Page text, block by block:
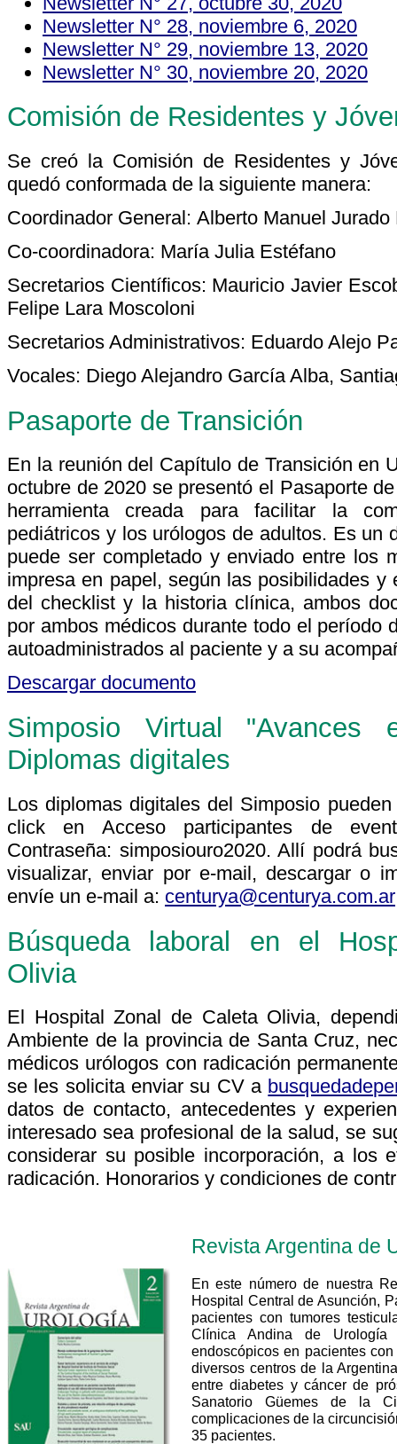
Newsletter N° 28, noviembre 6, 2020
Newsletter N° 29, noviembre 13, 2020
Newsletter N° 30, noviembre 20, 2020
Comisión de Residentes y
Se creó la Comisión de Residentes y
quedó conformada de la siguiente manera:
Coordinador General: Alberto Manuel Jurado
Co-coordinadora: María Julia Estéfano
Secretarios Científicos: Mauricio Javier
Felipe Lara Moscoloni
Secretarios Administrativos: Eduardo Alejo
Vocales: Diego Alejandro García Alba,
Pasaporte de Transición
En la reunión del Capítulo de Transición en
octubre de 2020 se presentó el Pasaporte
herramienta creada para facilitar la
pediátricos y los urólogos de adultos. Es un
puede ser completado y enviado entre los
impresa en papel, según las posibilidades
del checklist y la historia clínica, ambos
por ambos médicos durante todo el período
autoadministrados al paciente y a su
Descargar documento
Simposio Virtual
Diplomas digitales
Los diplomas digitales del Simposio
click en Acceso participantes de
Contraseña: simposiouro2020. Allí podrá
visualizar, enviar por e-mail, descargar o
envíe un e-mail a: centurya@centurya.com.ar
Búsqueda laboral en el
Olivia
El Hospital Zonal de Caleta Olivia,
Ambiente de la provincia de Santa Cruz,
médicos urólogos con radicación
se les solicita enviar su CV a
datos de contacto, antecedentes y
interesado sea profesional de la salud, se
considerar su posible incorporación, a los
radicación. Honorarios y condiciones de
Revista Argentina de
En este número de nuestra
Hospital Central de Asunción,
pacientes con tumores
Clínica Andina de Urología
endoscópicos en pacientes
diversos centros de la
entre diabetes y cáncer de
Sanatorio Güemes de la
complicaciones de la
35 pacientes.